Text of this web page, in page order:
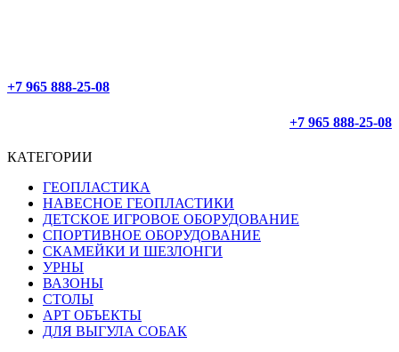
+7 965 888-25-08
+7 965 888-25-08
КАТЕГОРИИ
ГЕОПЛАСТИКА
НАВЕСНОЕ ГЕОПЛАСТИКИ
ДЕТСКОЕ ИГРОВОЕ ОБОРУДОВАНИЕ
СПОРТИВНОЕ ОБОРУДОВАНИЕ
СКАМЕЙКИ И ШЕЗЛОНГИ
УРНЫ
ВАЗОНЫ
СТОЛЫ
АРТ ОБЪЕКТЫ
ДЛЯ ВЫГУЛА СОБАК